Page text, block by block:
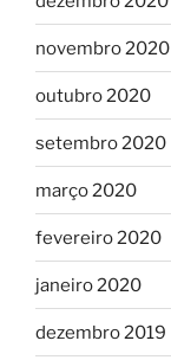
novembro 2020
outubro 2020
setembro 2020
março 2020
fevereiro 2020
janeiro 2020
dezembro 2019